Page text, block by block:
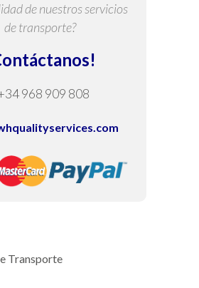
de nuestros servicios
de transporte?
968 909 808
Transporte